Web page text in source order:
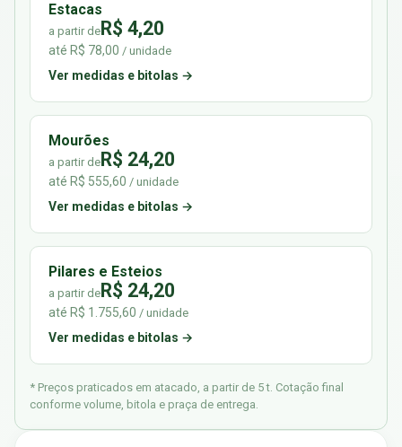
Estacas
a partir deR$ 4,20
até R$ 78,00 / unidade
Ver medidas e bitolas →
Mourões
a partir deR$ 24,20
até R$ 555,60 / unidade
Ver medidas e bitolas →
Pilares e Esteios
a partir deR$ 24,20
até R$ 1.755,60 / unidade
Ver medidas e bitolas →
* Preços praticados em atacado, a partir de 5 t. Cotação final
conforme volume, bitola e praça de entrega.